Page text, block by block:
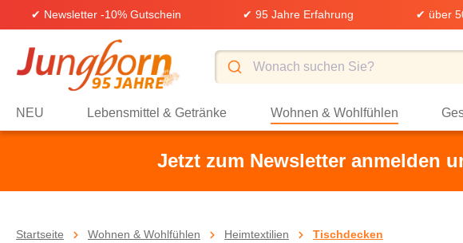
Zur Hauptnavigation springen
✔ Newsletter -10% Gutschein ✔ 95 Jahre Erfahrung ✔ über
NEU Lebensmittel & Getränke Wohnen & Wohlfühlen
Jetzt zum Newsletter anmelden
Startseite Wohnen & Wohlfühlen Heimtextilien Tischdecken